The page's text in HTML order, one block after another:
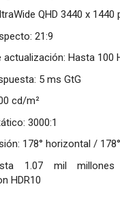
QHD 3440 x 1440
21:9
actualización: Hasta 100
5 ms GtG
cd/m²
3000:1
178° horizontal /
1.07 mil
HDR10